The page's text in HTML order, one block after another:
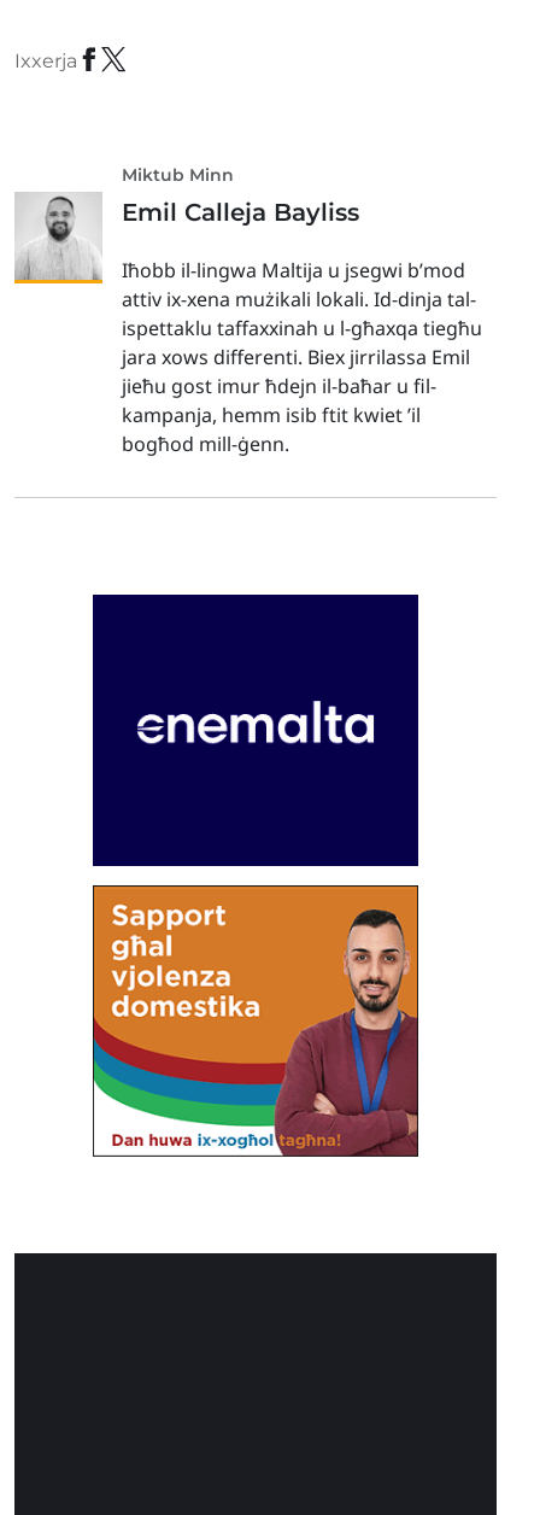
Ixxerja
Miktub Minn
Emil Calleja Bayliss
Iħobb il-lingwa Maltija u jsegwi b’mod
attiv ix-xena mużikali lokali. Id-dinja tal-
ispettaklu taffaxxinah u l-għaxqa tiegħu
jara xows differenti. Biex jirrilassa Emil
jieħu gost imur ħdejn il-baħar u fil-
kampanja, hemm isib ftit kwiet ’il
bogħod mill-ġenn.